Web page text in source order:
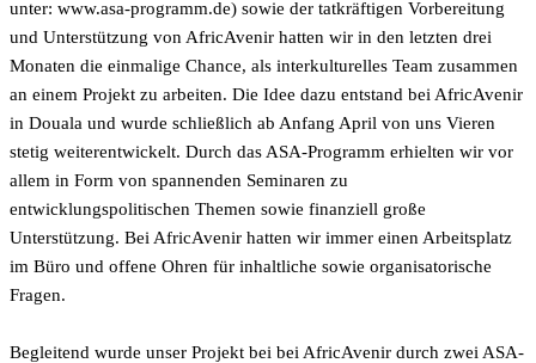
unter: www.asa-programm.de) sowie der tatkräftigen Vorbereitung
und Unterstützung von AfricAvenir hatten wir in den letzten drei
Monaten die einmalige Chance, als interkulturelles Team zusammen
an einem Projekt zu arbeiten. Die Idee dazu entstand bei AfricAvenir
in Douala und wurde schließlich ab Anfang April von uns Vieren
stetig weiterentwickelt. Durch das ASA-Programm erhielten wir vor
allem in Form von spannenden Seminaren zu
entwicklungspolitischen Themen sowie finanziell große
Unterstützung. Bei AfricAvenir hatten wir immer einen Arbeitsplatz
im Büro und offene Ohren für inhaltliche sowie organisatorische
Fragen.
Begleitend wurde unser Projekt bei bei AfricAvenir durch zwei ASA-